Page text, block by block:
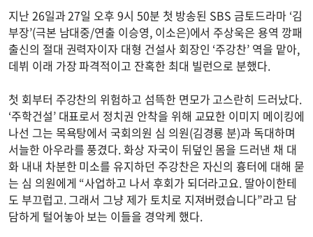
지난 26일과 27일 오후 9시 50분 첫 방송된 SBS 금토드라마 ‘김
부장’(극본 남대중/연출 이승영, 이소은)에서 주상욱은 용역 깡패
출신의 절대 권력자이자 대형 건설사 회장인 ‘주강찬’ 역을 맡아,
데뷔 이래 가장 파격적이고 잔혹한 최대 빌런으로 분했다.
첫 회부터 주강찬의 위험하고 섬뜩한 면모가 고스란히 드러났다.
‘주학건설’ 대표로서 정치권 안착을 위해 교묘한 이미지 메이킹에
나선 그는 목욕탕에서 국회의원 심 의원(김경룡 분)과 독대하며
서늘한 아우라를 풍겼다. 화상 자국이 뒤덮인 몸을 드러낸 채 대
화 내내 차분한 미소를 유지하던 주강찬은 자신의 흉터에 대해 묻
는 심 의원에게 “사업하고 나서 후회가 되더라고요. 딸아이한테
도 부끄럽고. 그래서 그냥 제가 토치로 지져버렸습니다”라고 담
담하게 털어놓아 보는 이들을 경악케 했다.